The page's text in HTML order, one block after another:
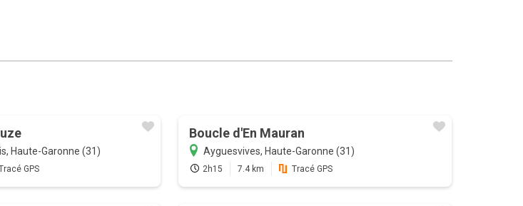
Haute-Garonne (31)
GPS
Boucle d'En Mauran
Ayguesvives, Haute-Garonne (31)
2h15 7.4 km Tracé GPS